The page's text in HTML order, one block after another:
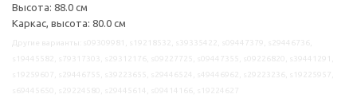
Высота: 88.0 см
Каркас, высота: 80.0 см